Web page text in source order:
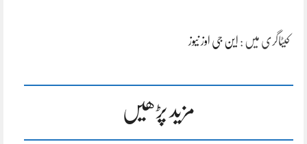
کیٹاگری میں : این جی اوز نیوز
مزید پڑھیں